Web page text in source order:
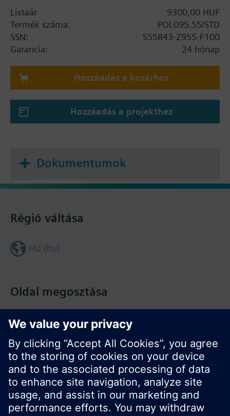
Listaár
9300,00 HUF
Termék száma:
POL095.55/STD
SSN:
S55843-Z955-F100
Garancia:
24 hónap
Hozzáadás a kosárhoz
Hozzáadás a projekthez
Dokumentumok
Oldal megosztása
Régió váltása
HU (hu)